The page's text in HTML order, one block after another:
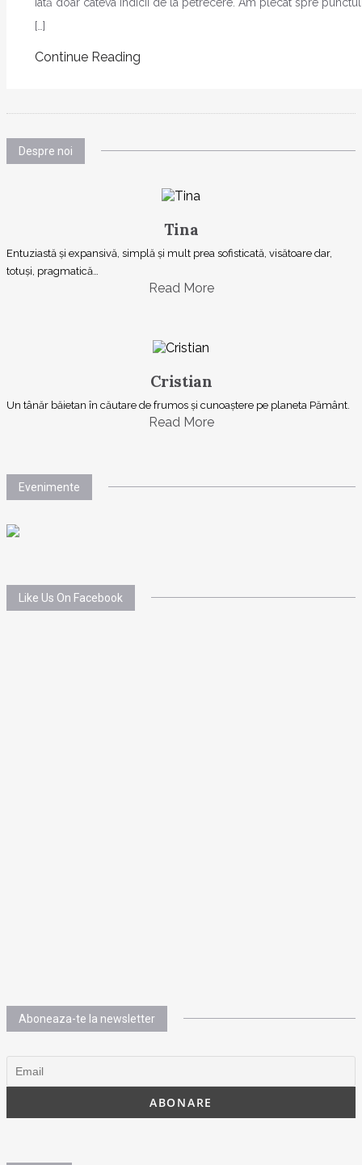
[…]
Continue Reading
Despre noi
Tina
Entuziastă şi expansivă, simplă şi mult prea sofisticată, visătoare dar,
totuşi, pragmatică…
Read More
Cristian
Un tânăr băietan în căutare de frumos și cunoaștere pe planeta Pământ.
Read More
Evenimente
Like Us On Facebook
Aboneaza-te la newsletter